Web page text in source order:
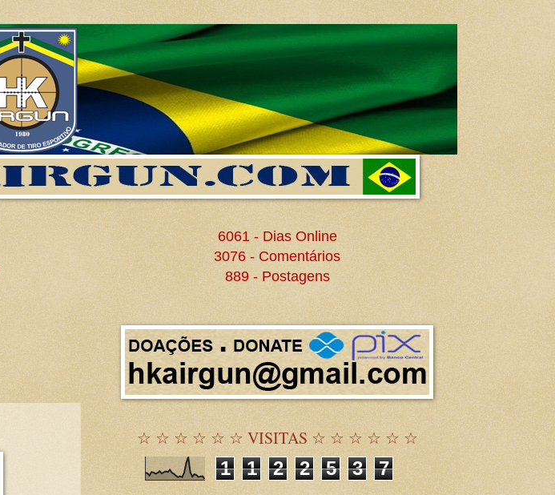
6061 - Dias Online
3076 - Comentários
889 - Postagens
☆ ☆ ☆ ☆ ☆ ☆ VISITAS ☆ ☆ ☆ ☆ ☆ ☆
1
1 2 2 5 3 7